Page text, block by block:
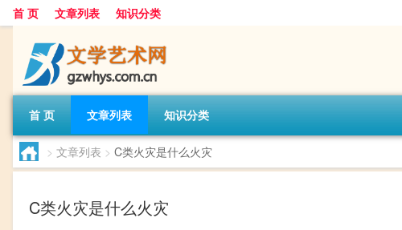
首 页 文章列表 知识分类
首 页 文章列表 知识分类
> 文章列表 > C类火灾是什么火灾
C类火灾是什么火灾